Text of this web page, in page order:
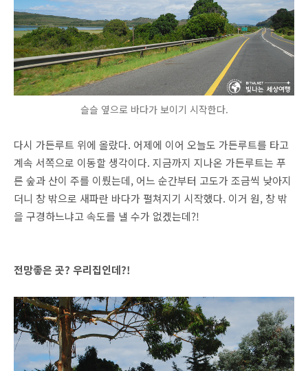
슬슬 옆으로 바다가 보이기 시작한다.
다시 가든루트 위에 올랐다. 어제에 이어 오늘도 가든루트를 타고
계속 서쪽으로 이동할 생각이다. 지금까지 지나온 가든루트는 푸
른 숲과 산이 주를 이뤘는데, 어느 순간부터 고도가 조금씩 낮아지
더니 창 밖으로 새파란 바다가 펼쳐지기 시작했다. 이거 원, 창 밖
을 구경하느냐고 속도를 낼 수가 없겠는데?!
전망좋은 곳? 우리집인데?!